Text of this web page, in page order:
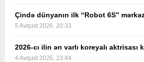
Çində dünyanın ilk “Robot 6S”
5 Avqust 2026, 20:33
2026-cı ilin ən varlı koreyalı aktrisası
4 Avqust 2026, 23:44